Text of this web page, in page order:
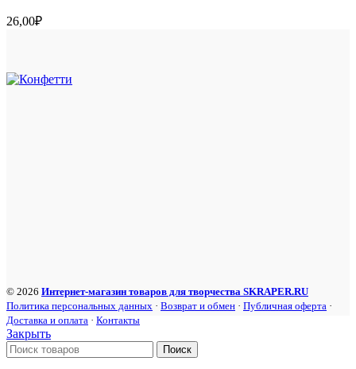
26,00₽
© 2026 Интернет-магазин товаров для творчества SKRAPER.RU
Политика персональных данных · Возврат и обмен · Публичная оферта ·
Доставка и оплата · Контакты
Закрыть
Поиск